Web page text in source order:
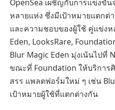
OpenSea เผชิญกับการแข่งขัน
หลายแห่ง ซึ่งมีเป้าหมายแตกต่
และความชอบของผู้ใช้ คู่แข่งห
Eden, LooksRare,
Blur Magic Eden มุ่งเน้นไปที่
ขณะที่ Foundation ให้บริการ
สรร แพลตฟอร์มใหม่ ๆ เช่น
เป้าหมายผู้ใช้ที่แตกต่างกัน